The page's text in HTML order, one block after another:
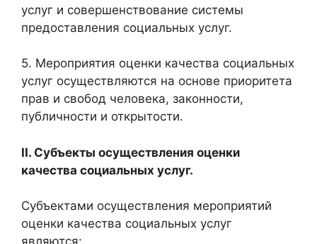
услуг и совершенствование системы
предоставления социальных услуг.
5. Мероприятия оценки качества социальных
услуг осуществляются на основе приоритета
прав и свобод человека, законности,
публичности и открытости.
II. Субъекты осуществления оценки
качества социальных услуг.
Субъектами осуществления мероприятий
оценки качества социальных услуг